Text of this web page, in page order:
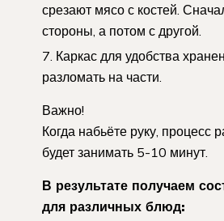
срезают мясо с костей.
стороны, а потом с другой.
Каркас для удобства
разломать на части.
Важно!
Когда набьёте руку, процесс
будет занимать 5-10 минут.
В результате получаем
для различных блюд: